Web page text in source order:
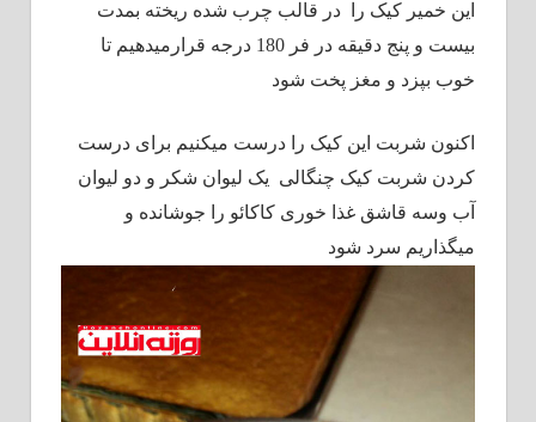
این خمیر کیک را در قالب چرب شده ریخته بمدت
بیست و پنج دقیقه در فر 180 درجه قرارمیدهیم تا
خوب بپزد و مغز پخت شود
اکنون شربت این کیک را درست میکنیم برای درست
کردن شربت کیک چنگالی یک لیوان شکر و دو لیوان
آب وسه قاشق غذا خوری کاکائو را جوشانده و
میگذاریم سرد شود